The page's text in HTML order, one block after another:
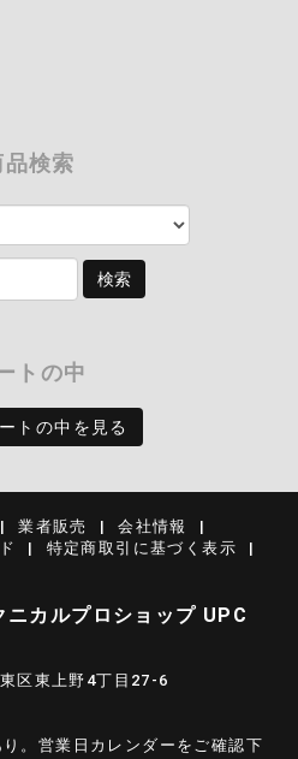
品検索
トの中
トの中を見る
業者販売
会社情報
特定商取引に基づく表示
カルプロショップ UPC
区東上野4丁目27-6
。営業日カレンダーをご確認下